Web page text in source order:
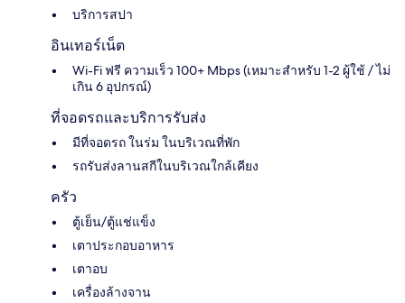
บริการสปา
อินเทอร์เน็ต
Wi-Fi ฟรี ความเร็ว 100+ Mbps (เหมาะสำหรับ 1-2 ผู้ใช้ / ไม่
เกิน 6 อุปกรณ์)
ที่จอดรถและบริการรับส่ง
มีที่จอดรถ ในร่ม ในบริเวณที่พัก
รถรับส่งลานสกีในบริเวณใกล้เคียง
ครัว
ตู้เย็น/ตู้แช่แข็ง
เตาประกอบอาหาร
เตาอบ
เครื่องล้างจาน